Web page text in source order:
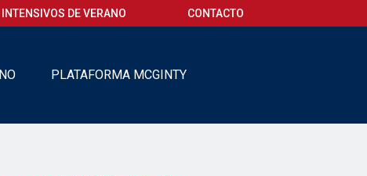
DE VERANO CONTACTO
PLATAFORMA MCGINTY